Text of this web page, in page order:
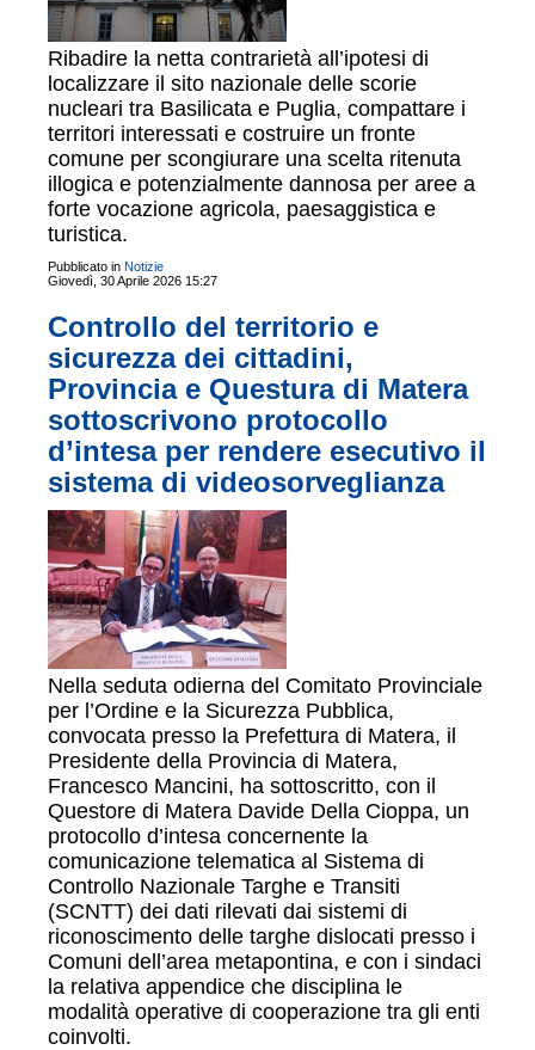
Ribadire la netta contrarietà all’ipotesi di
localizzare il sito nazionale delle scorie
nucleari tra Basilicata e Puglia, compattare i
territori interessati e costruire un fronte
comune per scongiurare una scelta ritenuta
illogica e potenzialmente dannosa per aree a
forte vocazione agricola, paesaggistica e
turistica.
Pubblicato in Notizie
Giovedì, 30 Aprile 2026 15:27
Controllo del territorio e
sicurezza dei cittadini,
Provincia e Questura di Matera
sottoscrivono protocollo
d’intesa per rendere esecutivo il
sistema di videosorveglianza
Nella seduta odierna del Comitato Provinciale
per l’Ordine e la Sicurezza Pubblica,
convocata presso la Prefettura di Matera, il
Presidente della Provincia di Matera,
Francesco Mancini, ha sottoscritto, con il
Questore di Matera Davide Della Cioppa, un
protocollo d’intesa concernente la
comunicazione telematica al Sistema di
Controllo Nazionale Targhe e Transiti
(SCNTT) dei dati rilevati dai sistemi di
riconoscimento delle targhe dislocati presso i
Comuni dell’area metapontina, e con i sindaci
la relativa appendice che disciplina le
modalità operative di cooperazione tra gli enti
coinvolti.